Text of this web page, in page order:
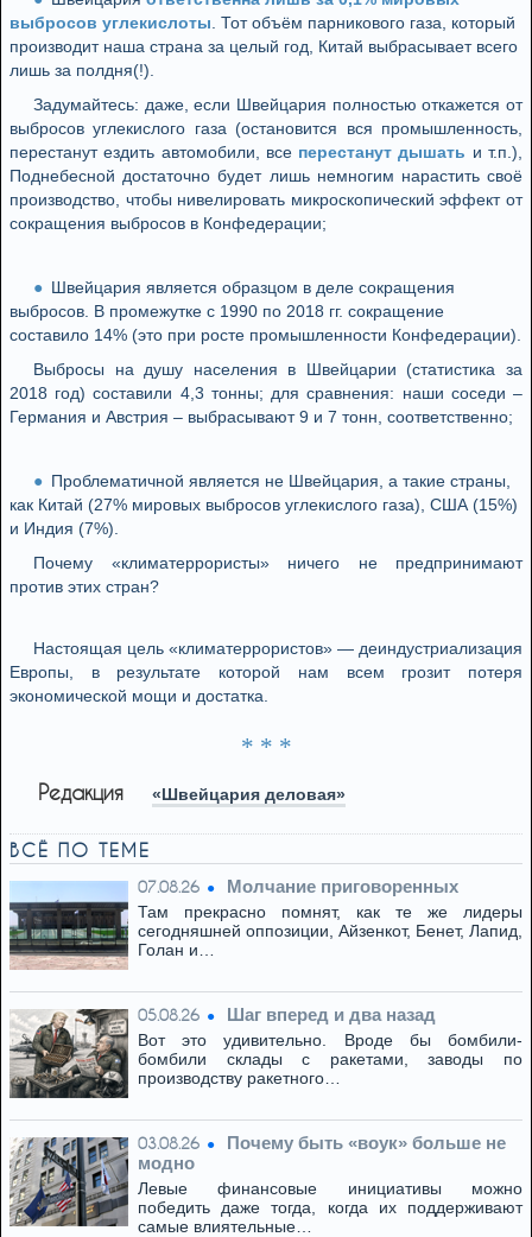
выбросов углекислоты . Тот объём парникового газа, который
производит наша страна за целый год, Китай выбрасывает всего
лишь за полдня(!).
Задумайтесь: даже, если Швейцария полностью откажется от
выбросов углекислого газа (остановится вся промышленность,
перестанут ездить автомобили, все перестанут дышать и т.п.),
Поднебесной достаточно будет лишь немногим нарастить своё
производство, чтобы нивелировать микроскопический эффект от
сокращения выбросов в Конфедерации;
Швейцария является образцом в деле сокращения
выбросов. В промежутке с 1990 по 2018 гг. сокращение
составило 14% (это при росте промышленности Конфедерации).
Выбросы на душу населения в Швейцарии (статистика за
2018 год) составили 4,3 тонны; для сравнения: наши соседи –
Германия и Австрия – выбрасывают 9 и 7 тонн, соответственно;
Проблематичной является не Швейцария, а такие страны,
как Китай (27% мировых выбросов углекислого газа), США (15%)
и Индия (7%).
Почему «климатеррористы» ничего не предпринимают
против этих стран?
Настоящая цель «климатеррористов» — деиндустриализация
Европы, в результате которой нам всем грозит потеря
экономической мощи и достатка.
* * *
Редакция «Швейцария деловая»
ВСЁ ПО ТЕМЕ
07.08.26 Молчание приговоренных
Там прекрасно помнят, как те же лидеры
сегодняшней оппозиции, Айзенкот, Бенет, Лапид,
Голан и…
05.08.26 Шаг вперед и два назад
Вот это удивительно. Вроде бы бомбили-
бомбили склады с ракетами, заводы по
производству ракетного…
03.08.26
Почему быть «воук» больше не
модно
Левые финансовые инициативы можно
победить даже тогда, когда их поддерживают
самые влиятельные…